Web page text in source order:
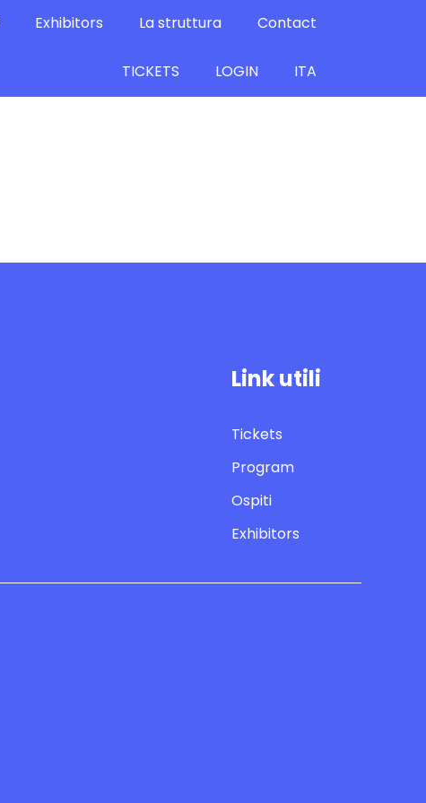
TICKETS LOGIN ITA
Exhibitors La struttura Contact
Link utili
Tickets
Program
Ospiti
Exhibitors